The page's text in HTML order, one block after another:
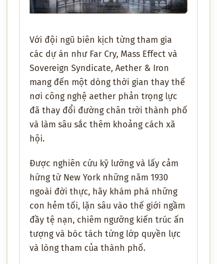
Với đội ngũ biên kịch từng tham gia
các dự án như Far Cry, Mass Effect và
Sovereign Syndicate, Aether & Iron
mang đến một dòng thời gian thay thế
nơi công nghệ aether phản trọng lực
đã thay đổi đường chân trời thành phố
và làm sâu sắc thêm khoảng cách xã
hội.
Được nghiên cứu kỹ lưỡng và lấy cảm
hứng từ New York những năm 1930
ngoài đời thực, hãy khám phá những
con hẻm tối, lặn sâu vào thế giới ngầm
đầy tệ nạn, chiêm ngưỡng kiến trúc ấn
tượng và bóc tách từng lớp quyền lực
và lòng tham của thành phố.